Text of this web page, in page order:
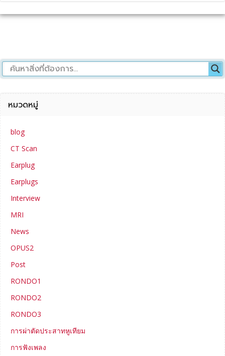
หมวดหมู่
blog
CT Scan
Earplug
Earplugs
Interview
MRI
News
OPUS2
Post
RONDO1
RONDO2
RONDO3
การผ่าตัดประสาทหูเทียม
การฟังเพลง